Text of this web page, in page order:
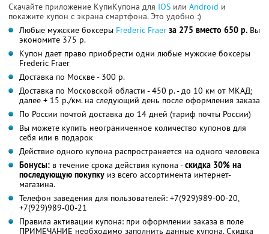
Скачайте приложение КупиКупона для IOS или Android и
покажите купон с экрана смартфона. Это удобно :)
Любые мужские боксеры Frederic Fraer за 275 вместо 650 р. Вы
экономите 375 р.
Купон дает право приобрести одни любые мужские боксеры
Frederic Fraer
Доставка по Москве - 300 р.
Доставка по Московской области - 450 р. - до 10 км от МКАД;
далее + 15 р./км. на следующий день после оформления заказа
По России почтой доставка до 14 дней (тариф почты России)
Вы можете купить неограниченное количество купонов для
себя или в подарок
Действие одного купона распространяется на одного человека
Бонусы: в течение срока действия купона -скидка 30% на
последующую покупку из всего ассортимента интернет-
магазина.
Телефон заведения для пользователей: +7(929)989-00-20,
+7(929)989-00-21
Правила активации купона: при оформлении заказа в поле
ПРИМЕЧАНИЕ необходимо заполнить данные купона. Скидка